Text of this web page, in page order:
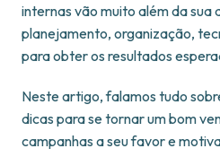
internas vão muito além da sua
planejamento, organização,
para obter os resultados
Neste artigo, falamos tudo
dicas para se tornar um bom
campanhas a seu favor e